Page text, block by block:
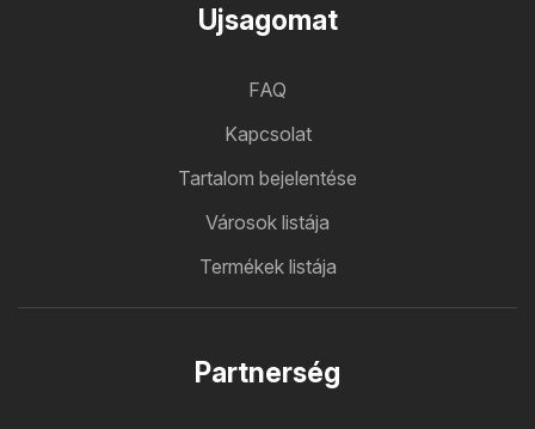
Ujsagomat
FAQ
Kapcsolat
Tartalom bejelentése
Városok listája
Termékek listája
Partnerség